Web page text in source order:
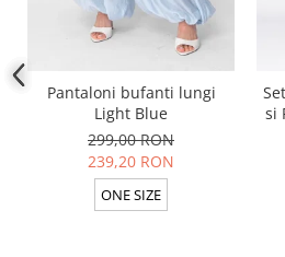
Pantaloni bufanti lungi
Light Blue
299,00 RON
239,20 RON
ONE SIZE
si